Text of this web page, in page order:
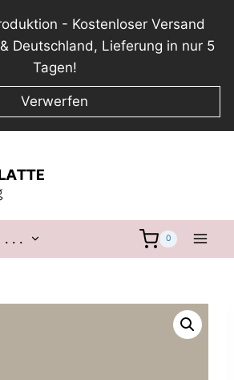
- Kostenloser Versand
Deutschland, Lieferung in nur 5
Tagen!
Verwerfen
. . . 0